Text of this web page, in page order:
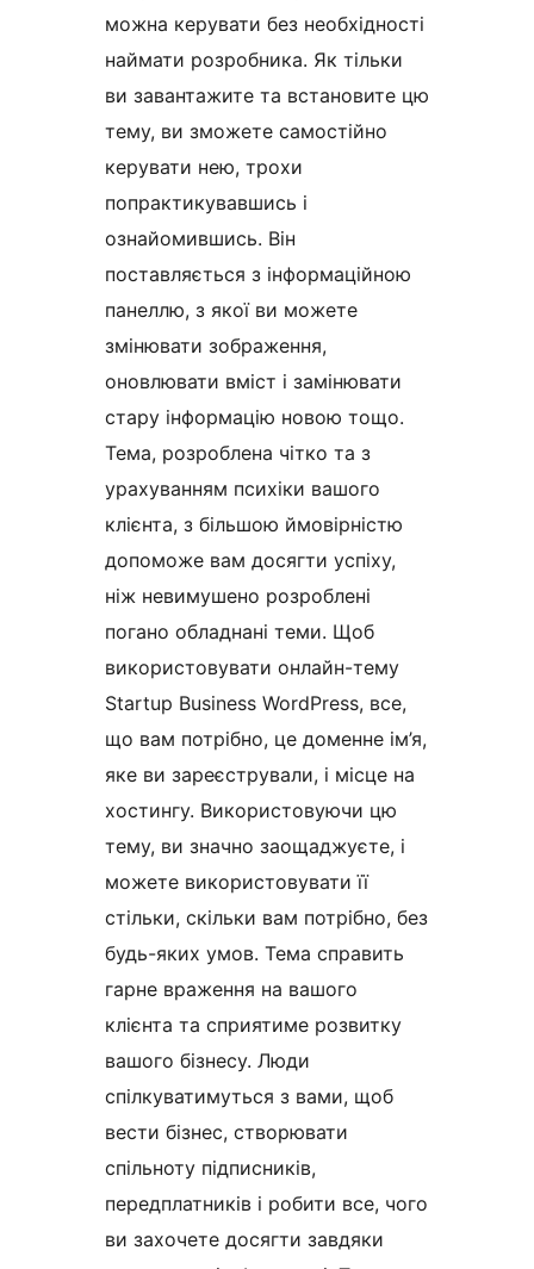
можна керувати без необхідності
наймати розробника. Як тільки
ви завантажите та встановите цю
тему, ви зможете самостійно
керувати нею, трохи
попрактикувавшись і
ознайомившись. Він
поставляється з інформаційною
панеллю, з якої ви можете
змінювати зображення,
оновлювати вміст і замінювати
стару інформацію новою тощо.
Тема, розроблена чітко та з
урахуванням психіки вашого
клієнта, з більшою ймовірністю
допоможе вам досягти успіху,
ніж невимушено розроблені
погано обладнані теми. Щоб
використовувати онлайн-тему
Startup Business WordPress, все,
що вам потрібно, це доменне ім’я,
яке ви зареєстрували, і місце на
хостингу. Використовуючи цю
тему, ви значно заощаджуєте, і
можете використовувати її
стільки, скільки вам потрібно, без
будь-яких умов. Тема справить
гарне враження на вашого
клієнта та сприятиме розвитку
вашого бізнесу. Люди
спілкуватимуться з вами, щоб
вести бізнес, створювати
спільноту підписників,
передплатників і робити все, чого
ви захочете досягти завдяки